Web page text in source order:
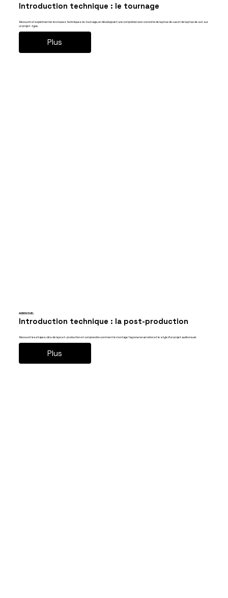
Introduction technique : le tournage
Découvrir et expérimenter les bases techniques du tournage, en développant une compréhension concrète de la prise de vue et de la prise de son sur
un projet-type.
Plus
AUDIOVISUEL
Introduction technique : la post-production
Découvrir les étapes clés de la post-production et comprendre comment le montage façonne la narration et le style d’un projet audiovisuel.
Plus